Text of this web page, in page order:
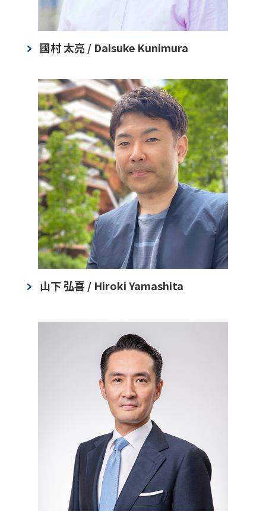
國村 太亮 / Daisuke Kunimura
山下 弘喜 / Hiroki Yamashita